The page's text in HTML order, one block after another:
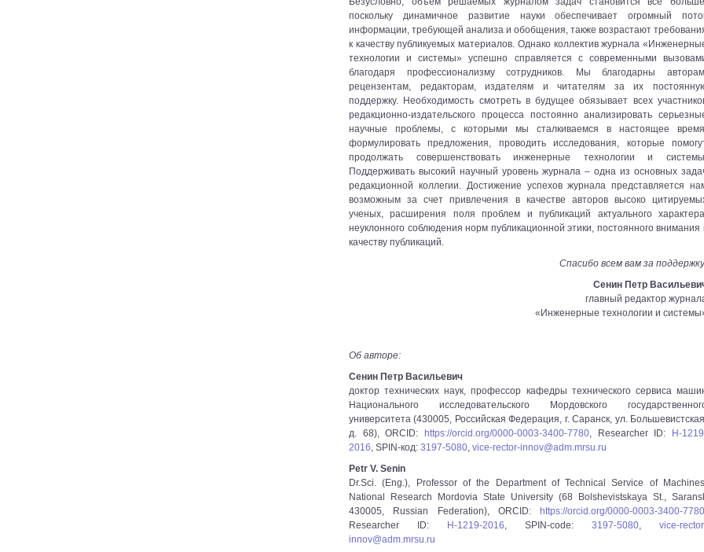
поскольку динамичное развитие науки обеспечивает огромный
информации, требующей анализа и обобщения, также возрастают
к качеству публикуемых материалов. Однако коллектив журнала
технологии и системы» успешно справляется с современными
благодаря профессионализму сотрудников. Мы благодарны
рецензентам, редакторам, издателям и читателям за их
поддержку. Необходимость смотреть в будущее обязывает всех
редакционно-издательского процесса постоянно анализировать
научные проблемы, с которыми мы сталкиваемся в настоящее
формулировать предложения, проводить исследования, которые
продолжать совершенствовать инженерные технологии и
Поддерживать высокий научный уровень журнала – одна из основных
редакционной коллегии. Достижение успехов журнала представляется
возможным за счет привлечения в качестве авторов высоко
ученых, расширения поля проблем и публикаций актуального
неуклонного соблюдения норм публикационной этики, постоянного внимания
качеству публикаций.
Спасибо всем вам за
Сенин Петр
главный редактор
«Инженерные технологии и
Об авторе:
Сенин Петр Васильевич
доктор технических наук, профессор кафедры технического сервиса
Национального исследовательского Мордовского
университета (430005, Российская Федерация, г. Саранск, ул.
д. 68), ORCID:
https://orcid.org/0000-0003-3400-7780, Researcher ID:
H-
2016, SPIN-код: 3197-5080, vice-rector-innov@adm.mrsu.ru
Petr V. Senin
Dr.Sci. (Eng.), Professor of the Department of Technical Service of
National Research Mordovia State University (68 Bolshevistskaya St.,
430005, Russian Federation), ORCID:
https://orcid.org/0000-0003-3400-7780
Researcher ID:
H-1219-2016, SPIN-code: 3197-5080, vice-
innov@adm.mrsu.ru